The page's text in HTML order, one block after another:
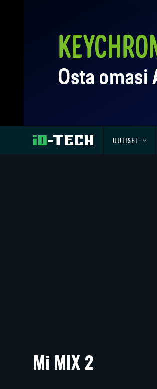
UUTISET
Mi MIX 2